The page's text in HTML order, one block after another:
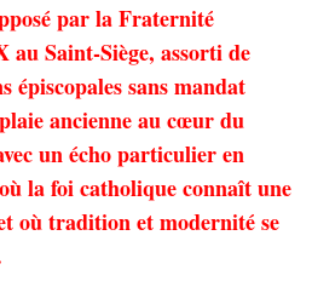
par la Fraternité
au Saint-Siège, assorti de
épiscopales sans mandat
ancienne au cœur du
un écho particulier en
la foi catholique connaît une
où tradition et modernité se